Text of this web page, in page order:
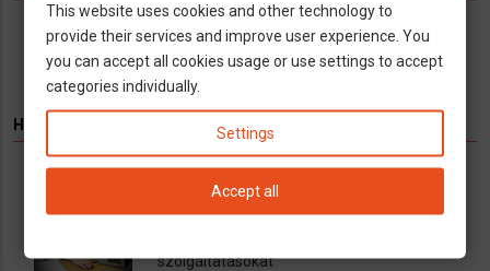
Hírek Infók Videó Munka TV
HIRDETÉS
Könyvelés kizárólag cégeknek
Vállalkozások számára kínálunk teljeskörű
szolgáltatásokat
This website uses cookies and other technology to
provide their services and improve user experience. You
you can accept all cookies usage or use settings to accept
categories individually.
Settings
Accept all